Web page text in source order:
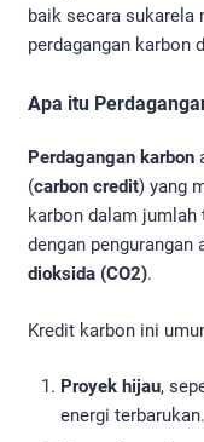
baik secara sukarela
perdagangan karbon
Apa itu
Perdagangan karbon
(carbon credit) yang
karbon dalam
dengan pengurangan
dioksida (CO2).
Kredit karbon ini
Proyek hijau,
energi terbarukan.